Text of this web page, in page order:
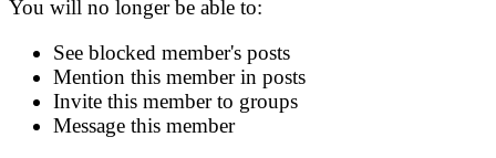
You will no longer be able to:
See blocked member's posts
Mention this member in posts
Invite this member to groups
Message this member